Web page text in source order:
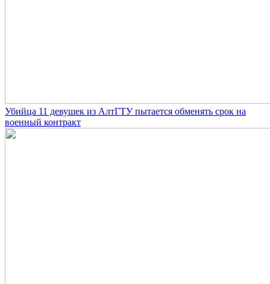
Убийца 11 девушек из АлтГТУ пытается обменять срок на
военный контракт